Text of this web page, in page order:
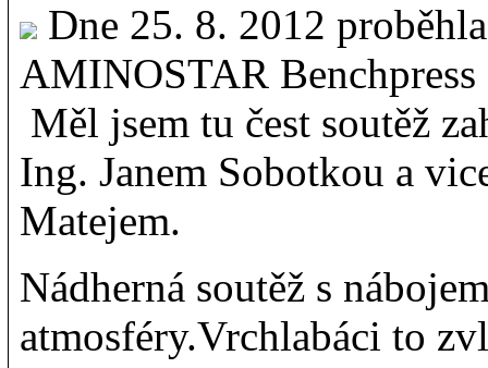
Dne 25. 8. 2012
AMINOSTAR
Měl jsem tu čest soutěž
Ing. Janem Sobotkou a
Matejem.
Nádherná soutěž s
atmosféry.Vrchlabáci to